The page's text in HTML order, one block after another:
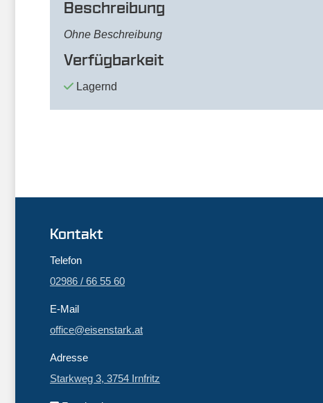
Beschreibung
Ohne Beschreibung
Verfügbarkeit
Lagernd
Kontakt
Telefon
02986 / 66 55 60
E-Mail
office@eisenstark.at
Adresse
Starkweg 3, 3754 Irnfritz